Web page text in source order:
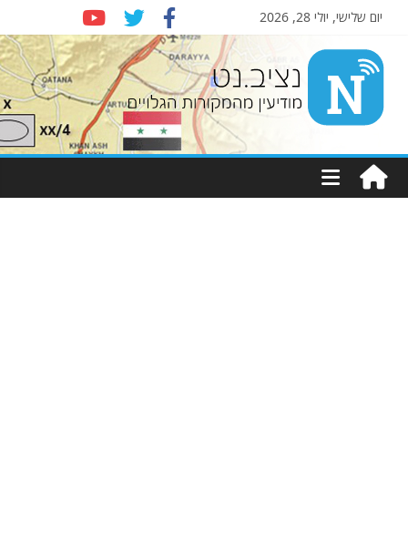
יום שלישי, יולי 28, 2026
Nziv.net
מודיעין
מהמקורות